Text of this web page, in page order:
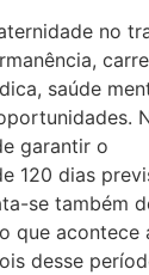
no
saúde
garantir o
120 dias
se também
que acontece
desse